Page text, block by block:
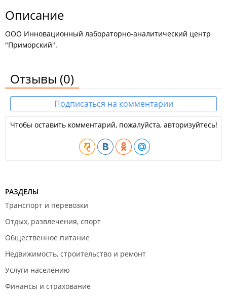
Описание
ООО Инновационный лабораторно-аналитический центр
"Приморский".
Отзывы (0)
Подписаться на комментарии
Чтобы оставить комментарий, пожалуйста, авторизуйтесь!
РАЗДЕЛЫ
Транспорт и перевозки
Отдых, развлечения, спорт
Общественное питание
Недвижимость, строительство и ремонт
Услуги населению
Финансы и страхование